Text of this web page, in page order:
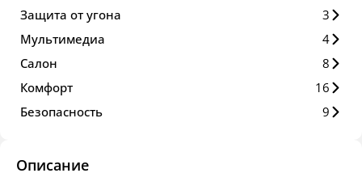
Защита от угона
3
Мультимедиа
4
Салон
8
Комфорт
16
Безопасность
9
Описание